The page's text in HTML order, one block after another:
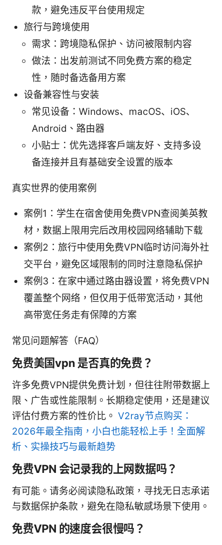
款，避免违反平台使用规定
旅行与跨境使用
需求：跨境隐私保护、访问被限制内容
做法：出发前测试不同免费方案的稳定
性，随时备选备用方案
设备兼容性与安装
常见设备：Windows、macOS、iOS、
Android、路由器
小贴士：优先选择客户端友好、支持多设
备连接并且有基础安全设置的版本
真实世界的使用案例
案例1：学生在宿舍使用免费VPN查阅美英教
材，数据上限用完后改用校园网络辅助下载
案例2：旅行中使用免费VPN临时访问海外社
交平台，避免区域限制的同时注意隐私保护
案例3：在家中通过路由器设置，将免费VPN
覆盖整个网络，但仅用于低带宽活动，其他
高带宽任务走有保障的方案
常见问题解答（FAQ）
免费美国vpn 是否真的免费？
许多免费VPN提供免费计划，但往往附带数据上
限、广告或性能限制。长期稳定使用，还是建议
评估付费方案的性价比。 V2ray节点购买：
2026年最全指南，小白也能轻松上手！全面解
析、实操技巧与最新趋势
免费VPN 会记录我的上网数据吗？
有可能。请务必阅读隐私政策，寻找无日志承诺
与数据保护条款，避免在隐私敏感场景下使用。
免费VPN 的速度会很慢吗？